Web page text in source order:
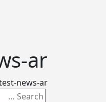
ar
news-ar